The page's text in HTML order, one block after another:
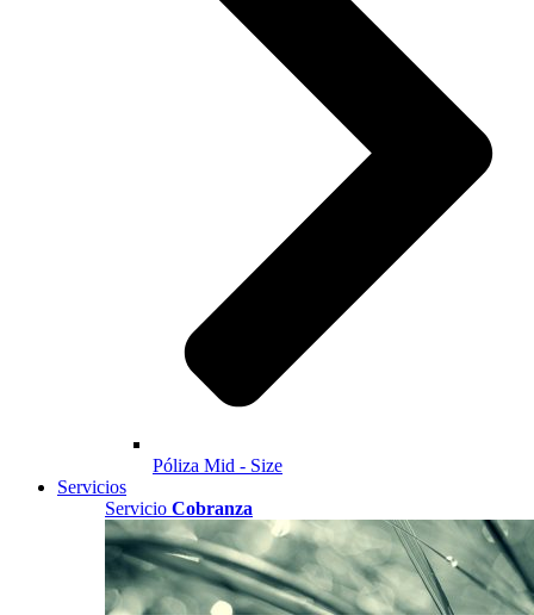
Póliza Mid - Size
Servicios
Servicio Cobranza